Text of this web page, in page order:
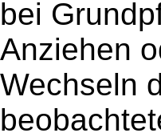
bei
Anziehen
Wechseln